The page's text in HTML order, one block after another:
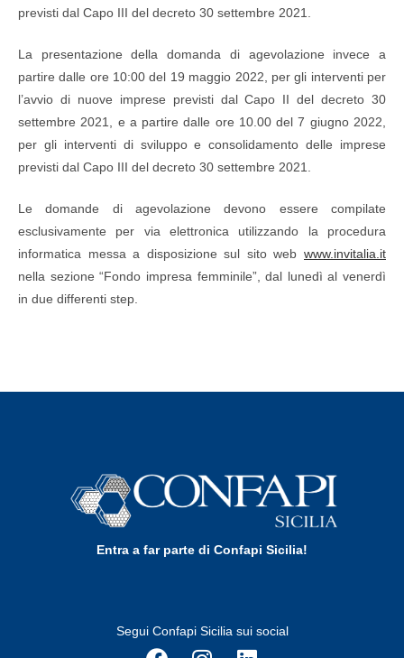
previsti dal Capo III del decreto 30 settembre 2021.
La presentazione della domanda di agevolazione invece a
partire dalle ore 10:00 del 19 maggio 2022, per gli interventi per
l’avvio di nuove imprese previsti dal Capo II del decreto 30
settembre 2021, e a partire dalle ore 10.00 del 7 giugno 2022,
per gli interventi di sviluppo e consolidamento delle imprese
previsti dal Capo III del decreto 30 settembre 2021.
Le domande di agevolazione devono essere compilate
esclusivamente per via elettronica utilizzando la procedura
informatica messa a disposizione sul sito web www.invitalia.it
nella sezione “Fondo impresa femminile”, dal lunedì al venerdì
in due differenti step.
Entra a far parte di Confapi Sicilia!
Segui Confapi Sicilia sui social